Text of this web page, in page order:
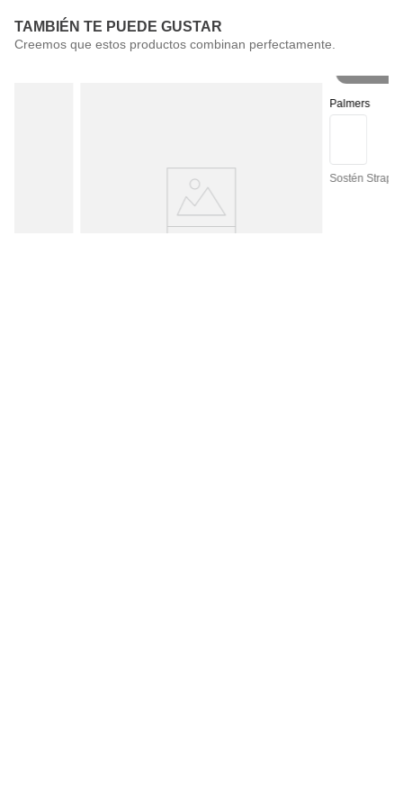
TAMBIÉN TE PUEDE GUSTAR
Palmers
Sostén